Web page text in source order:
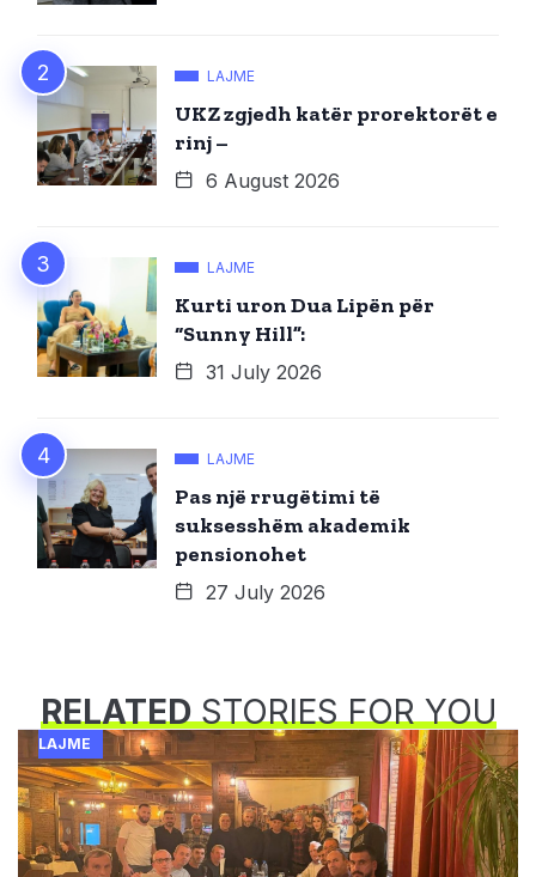
LAJME
UKZ zgjedh katër prorektorët e
rinj –
6 August 2026
LAJME
Kurti uron Dua Lipën për
“Sunny Hill”:
31 July 2026
LAJME
Pas një rrugëtimi të
suksesshëm akademik
pensionohet
27 July 2026
RELATEDSTORIES FOR YOU
LAJME